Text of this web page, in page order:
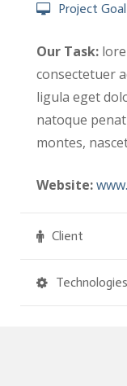
Project Goal
Our Task:
consectetuer
ligula eget
natoque
montes,
Website:
Client